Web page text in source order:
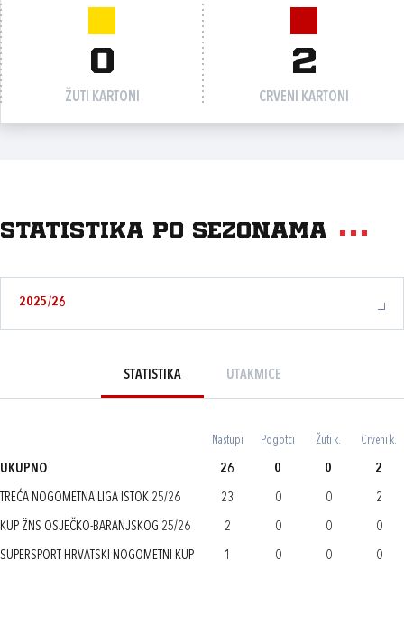
0
ŽUTI KARTONI
2
CRVENI KARTONI
Statistika po sezonama
2025/26
STATISTIKA UTAKMICE
Nastupi Pogotci Žuti k. Crveni k.
UKUPNO 26 0 0 2
TREĆA NOGOMETNA LIGA ISTOK 25/26 23 0 0 2
KUP ŽNS OSJEČKO-BARANJSKOG 25/26 2 0 0 0
SUPERSPORT HRVATSKI NOGOMETNI KUP 1 0 0 0